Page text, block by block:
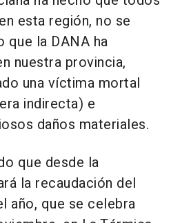
esta región, no se
que la DANA ha
nuestra provincia,
una víctima mortal
indirecta) e
daños materiales.
que desde la
la recaudación del
año, que se celebra